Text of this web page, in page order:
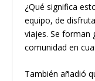
¿Qué significa
equipo, de
viajes. Se forman
comunidad en
También añadió